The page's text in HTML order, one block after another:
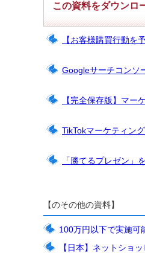
この資料をダウンロ
【お客様購買行動を
Googleサーチコンソ
【完全保存版】マー
TikTokマーケティン
「勝てるプレゼン」
【のその他の資料】
100万円以下で実施可
【日本】ネットショ